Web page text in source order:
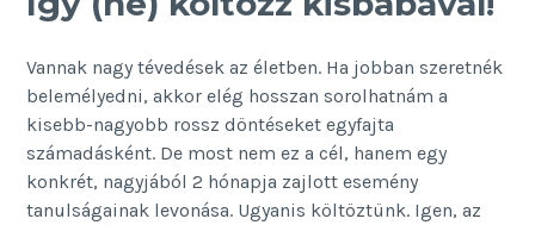
Vannak nagy tévedések az életben. Ha jobban szeretnék
belemélyedni, akkor elég hosszan sorolhatnám a
kisebb-nagyobb rossz döntéseket egyfajta
számadásként. De most nem ez a cél, hanem egy
konkrét, nagyjából 2 hónapja zajlott esemény
tanulságainak levonása. Ugyanis költöztünk. Igen, az